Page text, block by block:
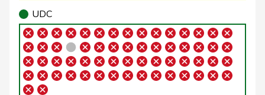
Brenzikofer Florence G BL
Brizzi Simona PSS S AG
Büchel
Roland
Rino
UDC V SG
UDC